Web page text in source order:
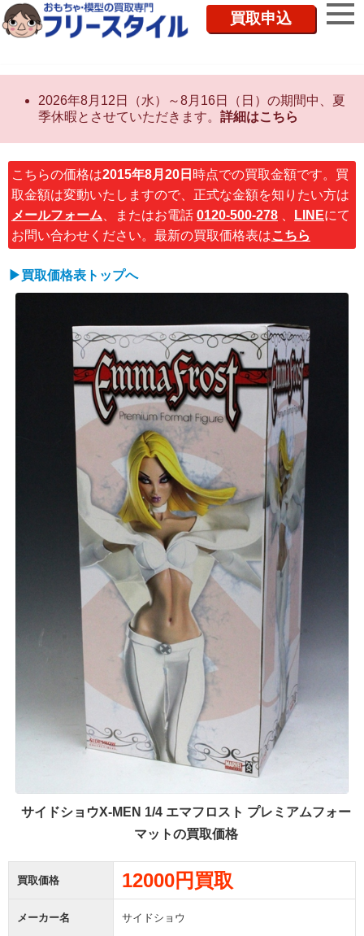
買取申込
2026年8月12日（水）～8月16日（日）の期間中、夏
季休暇とさせていただきます。 詳細はこちら
こちらの価格は2015年8月20日 時点での買取金額です。買
取金額は変動いたしますので、正式な金額を知りたい方は
メールフォーム 、またはお電話 0120-500-278 LINEにて
お問い合わせください。最新の買取価格表はこちら
▶買取価格表トップへ
サイドショウX-MEN 1/4 エマフロスト プレミアムフォー
マットの買取価格
買取価格 12000円買取
メーカー名 サイドショウ